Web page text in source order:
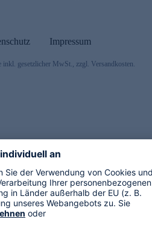
Impressum
inkl. gesetzlicher MwSt., zzgl. Versandkosten.